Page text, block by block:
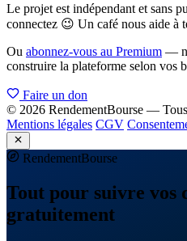
Le projet est indépendant et sans
connectez 😉 Un café nous aide à
Ou abonnez-vous au Premium —
construire la plateforme selon vos
Faire un don
© 2026 RendementBourse —
Mentions légales CGV
RendementBourse
Tout pour suivre vos
gratuitement